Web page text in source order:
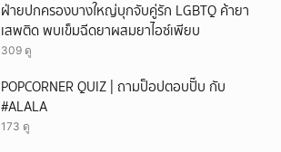
ฝ่ายปกครองบางใหญ่บุกจับคู่รัก LGBTQ ค้ายา
เสพติด พบเข็มฉีดยาผสมยาไอซ์เพียบ
309 ดู
POPCORNER QUIZ | ถามป็อปตอบปั๊บ กับ
#ALALA
173 ดู